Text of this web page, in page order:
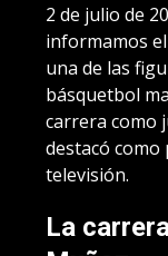
2 de julio de
informamos
una de las
básquetbol
carrera como
destacó
televisión.
La